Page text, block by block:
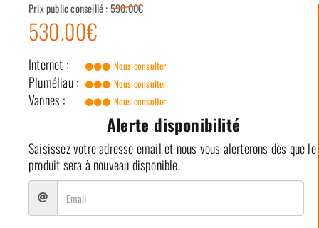
Prix public conseillé :590.00€
530.00€
Internet : Nous consulter
Pluméliau : Nous consulter
Vannes : Nous consulter
Alerte disponibilité
Saisissez votre adresse email et nous vous alerterons dès que le
produit sera à nouveau disponible.